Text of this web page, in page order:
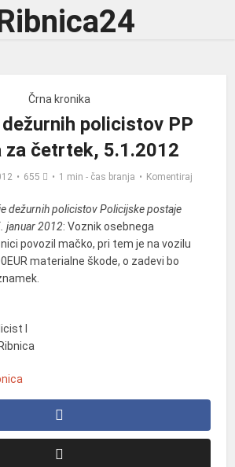
Črna kronika
policistov PP
za četrtek, 5.1.2012
655 1 min - čas branja Komentiraj
dežurnih policistov Policijske postaje
januar 2012: Voznik osebnega
povozil mačko, pri tem je na vozilu
materialne škode, o zadevi bo
I